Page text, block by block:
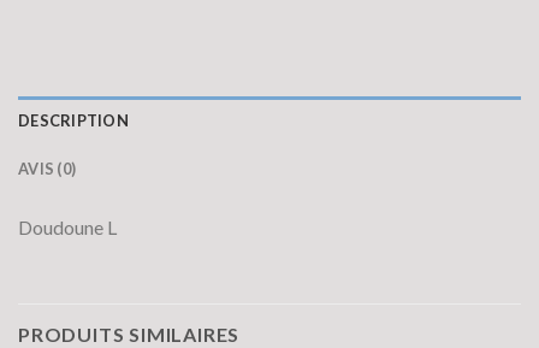
DESCRIPTION
AVIS (0)
Doudoune L
PRODUITS SIMILAIRES